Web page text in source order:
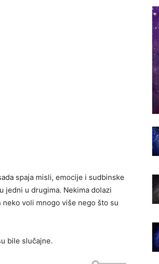
spaja misli, emocije i sudbinske
jedni u drugima. Nekima dolazi
voli mnogo više nego što su
bile slučajne.